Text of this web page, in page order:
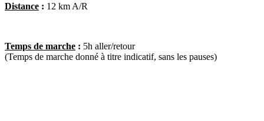
Distance : 12 km A/R
Temps de marche : 5h aller/retour
(Temps de marche donné à titre indicatif, sans les pauses)